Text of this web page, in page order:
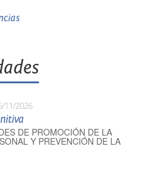
11/2026
DE PROMOCIÓN DE LA
Y PREVENCIÓN DE LA